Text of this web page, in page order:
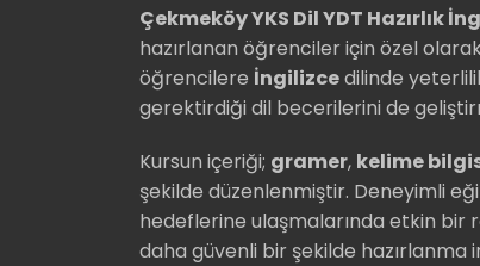
Çekmeköy YKS Dil YDT Hazırlık
hazırlanan öğrenciler için özel
öğrencilere İngilizcedilinde
gerektirdiği dil becerilerini de
Kursun içeriği; gramer, kelime
şekilde düzenlenmiştir. Deneyimli
hedeflerine ulaşmalarında etkin bir
daha güvenli bir şekilde hazırlanma